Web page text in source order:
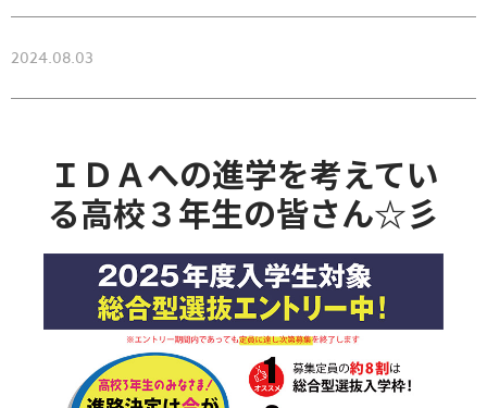
2024.08.03
ＩＤＡへの進学を考えてい
る高校３年生の皆さん☆彡